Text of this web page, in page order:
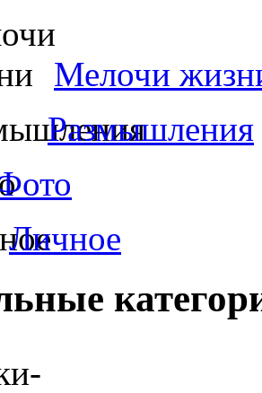
Мелочи
Размышления
Личное